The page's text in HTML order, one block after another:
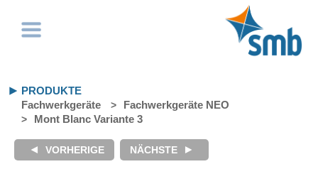
PRODUKTE
Fachwerkgeräte
Fachwerkgeräte NEO
Mont Blanc Variante 3